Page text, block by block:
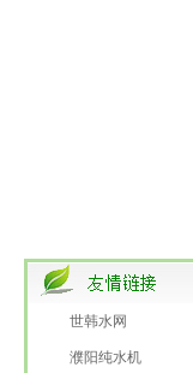
世韩水网
濮阳纯水机